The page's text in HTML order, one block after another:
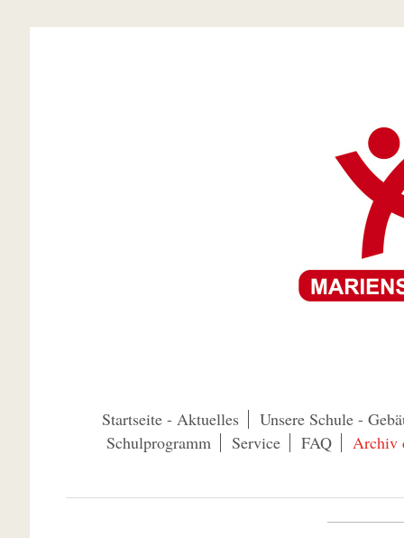
Startseite - Aktuelles
Unsere Schule -
Schulprogramm
Service FAQ Archiv